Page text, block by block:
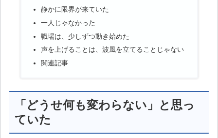
静かに限界が来ていた
一人じゃなかった
職場は、少しずつ動き始めた
声を上げることは、波風を立てることじゃない
関連記事
「どうせ何も変わらない」と思っ
ていた